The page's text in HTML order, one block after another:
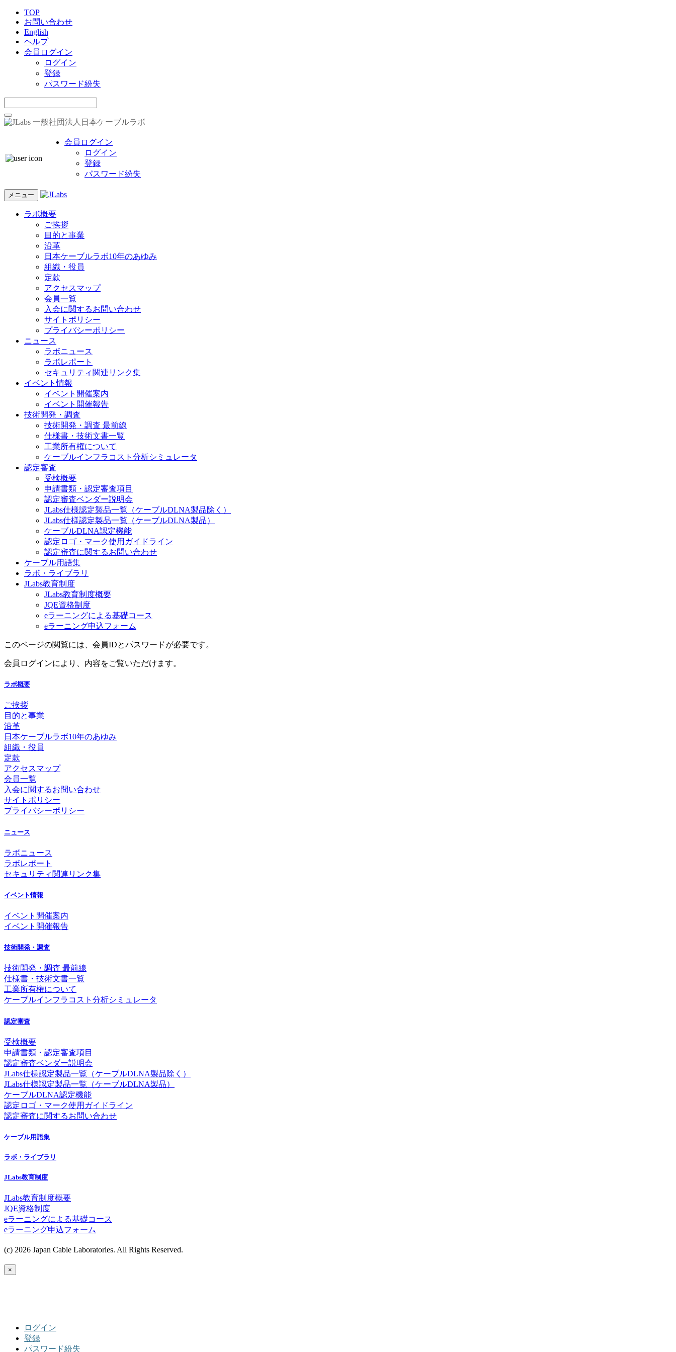
TOP
お問い合わせ
English
ヘルプ
会員ログイン
ログイン
登録
パスワード紛失
一般社団法人日本ケーブルラボ
会員ログイン
ログイン
登録
パスワード紛失
メニュー
ラボ概要
ご挨拶
目的と事業
沿革
日本ケーブルラボ10年のあゆみ
組織・役員
定款
アクセスマップ
会員一覧
入会に関するお問い合わせ
サイトポリシー
プライバシーポリシー
ニュース
ラボニュース
ラボレポート
セキュリティ関連リンク集
イベント情報
イベント開催案内
イベント開催報告
技術開発・調査
技術開発・調査 最前線
仕様書・技術文書一覧
工業所有権について
ケーブルインフラコスト分析シミュレータ
認定審査
受検概要
申請書類・認定審査項目
認定審査ベンダー説明会
JLabs仕様認定製品一覧（ケーブルDLNA製品除く）
JLabs仕様認定製品一覧（ケーブルDLNA製品）
ケーブルDLNA認定機能
認定ロゴ・マーク使用ガイドライン
認定審査に関するお問い合わせ
ケーブル用語集
ラボ・ライブラリ
JLabs教育制度
JLabs教育制度概要
JQE資格制度
eラーニングによる基礎コース
eラーニング申込フォーム
このページの閲覧には、会員IDとパスワードが必要です。
会員ログインにより、内容をご覧いただけます。
ラボ概要
ご挨拶
目的と事業
沿革
日本ケーブルラボ10年のあゆみ
組織・役員
定款
アクセスマップ
会員一覧
入会に関するお問い合わせ
サイトポリシー
プライバシーポリシー
ニュース
ラボニュース
ラボレポート
セキュリティ関連リンク集
イベント情報
イベント開催案内
イベント開催報告
技術開発・調査
技術開発・調査 最前線
仕様書・技術文書一覧
工業所有権について
ケーブルインフラコスト分析シミュレータ
認定審査
受検概要
申請書類・認定審査項目
認定審査ベンダー説明会
JLabs仕様認定製品一覧（ケーブルDLNA製品除く）
JLabs仕様認定製品一覧（ケーブルDLNA製品）
ケーブルDLNA認定機能
認定ロゴ・マーク使用ガイドライン
認定審査に関するお問い合わせ
ケーブル用語集
ラボ・ライブラリ
JLabs教育制度
JLabs教育制度概要
JQE資格制度
eラーニングによる基礎コース
eラーニング申込フォーム
(c) 2026 Japan Cable Laboratories. All Rights Reserved.
×
ログイン
登録
パスワード紛失